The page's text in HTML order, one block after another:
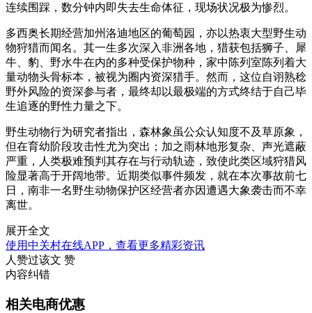
连续围踩，数分钟内即失去生命体征，现场状况极为惨烈。
多西奥长期经营加州洛迪地区的葡萄园，亦以热衷大型野生动
物狩猎而闻名。其一生多次深入非洲各地，猎获包括狮子、犀
牛、豹、野水牛在内的多种受保护物种，家中陈列室陈列着大
量动物头骨标本，被视为圈内资深猎手。然而，这位自诩熟稔
野外风险的资深参与者，最终却以最极端的方式终结于自己毕
生追逐的野性力量之下。
野生动物行为研究者指出，森林象虽公众认知度不及草原象，
但在育幼阶段攻击性尤为突出；加之雨林地形复杂、声光遮蔽
严重，人类极难预判其存在与行动轨迹，致使此类区域狩猎风
险显著高于开阔地带。近期类似事件频发，就在本次事故前七
日，南非一名野生动物保护区经营者亦因遭遇大象袭击而不幸
离世。
展开全文
使用中关村在线APP，查看更多精彩资讯
人赞过该文 赞
内容纠错
相关电商优惠